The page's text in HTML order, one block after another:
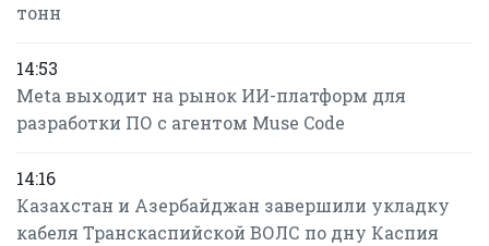
тонн
14:53
Meta выходит на рынок ИИ-платформ для
разработки ПО с агентом Muse Code
14:16
Казахстан и Азербайджан завершили укладку
кабеля Транскаспийской ВОЛС по дну Каспия